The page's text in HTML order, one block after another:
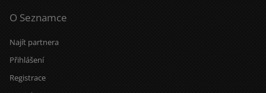
O Seznamce
Najít partnera
Přihlášení
Registrace